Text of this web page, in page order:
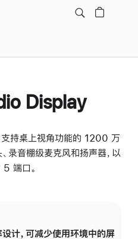
Display
持桌上视角功能的 1200 万
音棚级麦克风和扬声器，以
5 端口。
计，可减少使用环境中的屏